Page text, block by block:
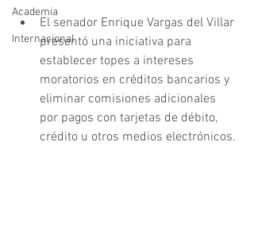
Academia
Internacional
El senador Enrique Vargas del Villar
presentó una iniciativa para
establecer topes a intereses
moratorios en créditos bancarios y
eliminar comisiones adicionales
por pagos con tarjetas de débito,
crédito u otros medios electrónicos.